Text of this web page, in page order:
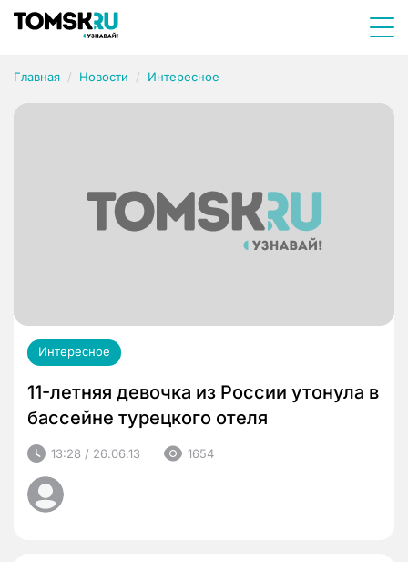
Главная Новости Интересное
Интересное
11-летняя девочка из России утонула в
бассейне турецкого отеля
13:28 / 26.06.13 1654